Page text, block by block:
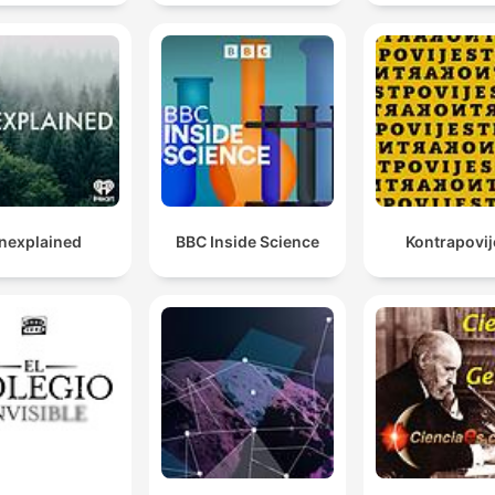
BBC Inside Science